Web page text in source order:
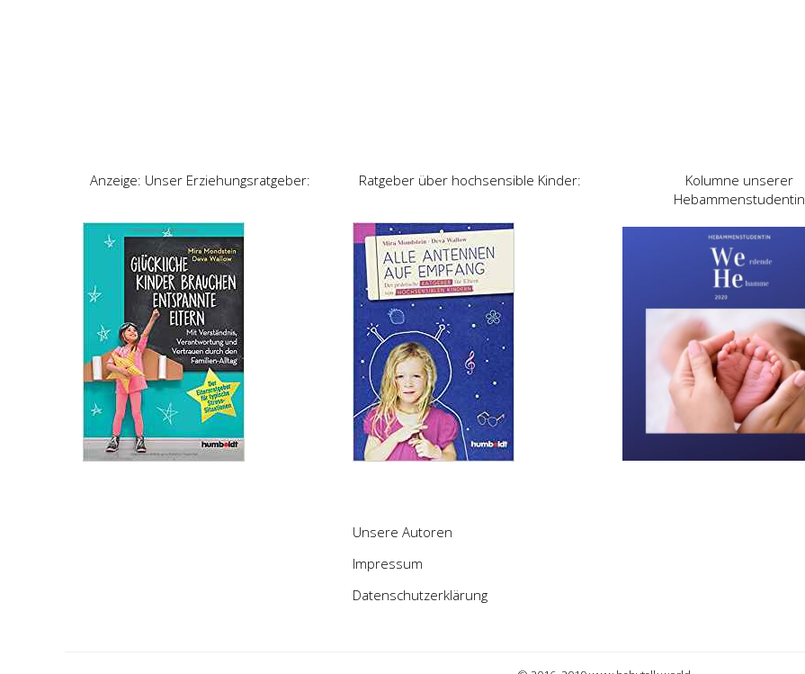
Anzeige: Unser Erziehungsratgeber: Ratgeber über hochsensible Kinder:
Unsere Autoren
Impressum
Datenschutzerklärung
Kolumne unserer
Hebammenstudentin